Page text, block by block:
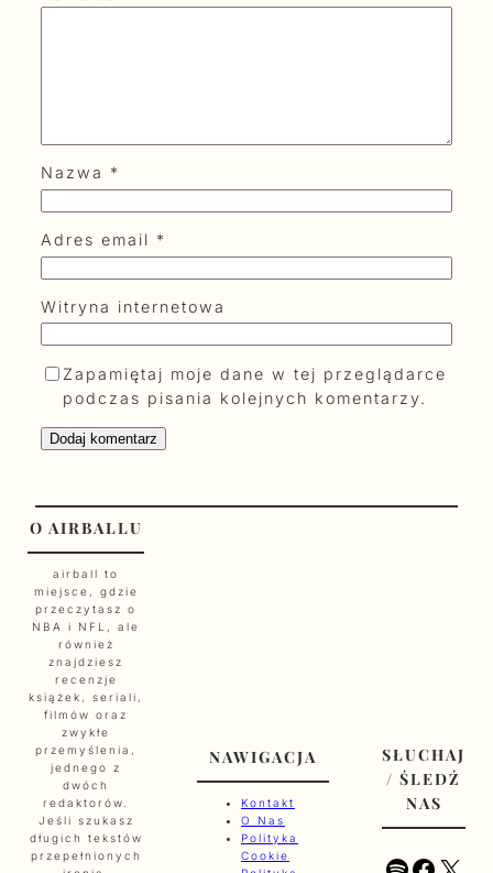
Nazwa *
Adres email *
Witryna internetowa
Zapamiętaj moje dane w tej przeglądarce
podczas pisania kolejnych komentarzy.
O AIRBALLU
airball to
miejsce, gdzie
przeczytasz o
NBA i NFL, ale
również
znajdziesz
recenzje
książek, seriali,
filmów oraz
zwykłe
przemyślenia,
jednego z
dwóch
redaktorów.
Jeśli szukasz
długich tekstów
przepełnionych
NAWIGACJA
Kontakt
O Nas
Polityka
Cookie
SŁUCHAJ
/ ŚLEDŹ
NAS